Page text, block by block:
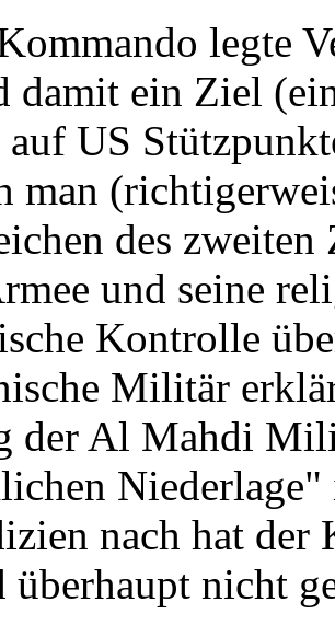
legte
damit ein Ziel
US
man
des
und seine
Kontrolle
Militär
der Al Mahdi
nach hat
überhaupt nicht